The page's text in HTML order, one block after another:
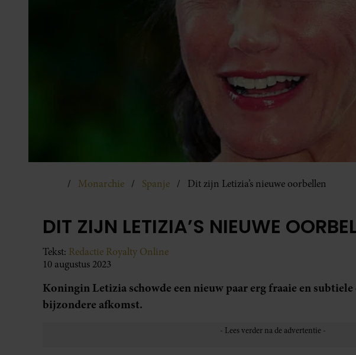
Monarchie Spanje Dit zijn Letizia’s nieuwe oorbellen
DIT ZIJN LETIZIA’S NIEUWE
Tekst: Redactie Royalty Online
10 augustus 2023
Koningin Letizia schowde een nieuw paar erg fraaie en
bijzondere afkomst.